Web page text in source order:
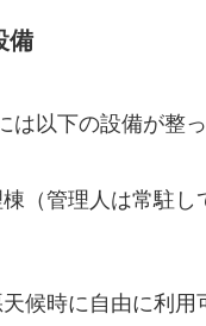
備
は以下の設備が整
棟（管理人は常駐し
候時に自由に利用